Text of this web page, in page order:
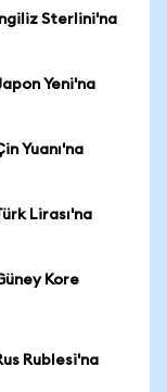
Sterlini'na
Yeni'na
Yuanı'na
Lirası'na
Kore
Rublesi'na